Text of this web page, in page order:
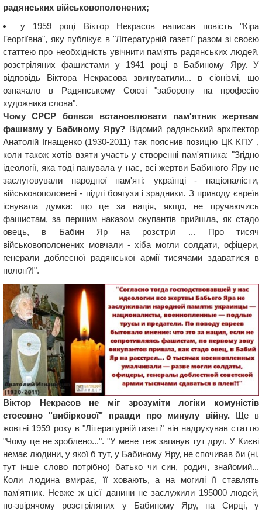
радянських військовополонених;
у 1959 році Віктор Некрасов написав повість "Кіра
Георгіївна", яку публікує в "Літературній газеті" разом зі своєю
статтею про необхідність увічнити пам'ять радянських людей,
розстріляних фашистами у 1941 році в Бабиному Яру. У
відповідь Віктора Некрасова звинуватили... в сіонізмі, що
означало в Радянському Союзі "заборону на професію
художника слова".
Чому СРСР боявся встановлювати пам'ятник жертвам
фашизму у Бабиному Яру? Відомий радянський архітектор
Анатолій Ігнащенко (1930-2011) так пояснив позицію ЦК КПУ ,
коли також хотів взяти участь у створенні пам'ятника: "Згідно
ідеології, яка тоді панувала у нас, всі жертви Бабиного Яру не
заслуговували народної пам'яті: українці - націоналісти,
військовополонені - підлі боягузи і зрадники. З приводу євреїв
існувала думка: що це за нація, якщо, не пручаючись
фашистам, за першим наказом окупантів прийшла, як стадо
овець, в Бабин Яр на розстріл ... Про тисяч
військовополонених мовчали - хіба могли солдати, офіцери,
генерали доблесної радянської армії тисячами здаватися в
полон?!".
Віктор Некрасов не міг зрозуміти логіки комуністів
стосовно "вибіркової" правди про минулу війну. Ще в
жовтні 1959 року в "Літературній газеті" він надрукував статтю
"Чому це не зроблено...". "У мене теж загинув тут друг. У Києві
немає людини, у якої б тут, у Бабиному Яру, не спочивав би (ні,
тут інше слово потрібно) батько чи син, родич, знайомий...
Коли людина вмирає, її ховають, а на могилі її ставлять
пам'ятник. Невже ж цієї данини не заслужили 195000 людей,
по-звірячому розстріляних у Бабиному Яру, на Сирці, у